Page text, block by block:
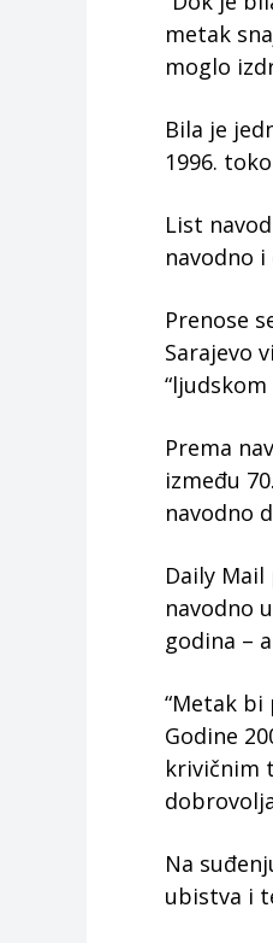
metak
moglo
Bila je
1996.
List
navodno
Prenose
Sarajevo
“ljudskom
Prema
između
navodno
Daily
navodno
godina –
“Metak bi
Godine
krivičnim
Na
ubistva i